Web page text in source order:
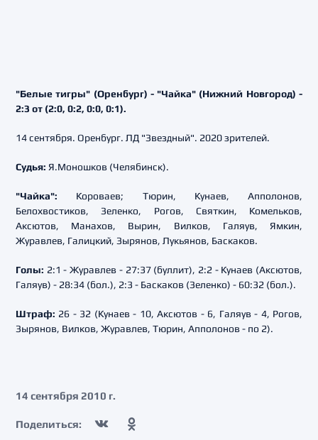
"Белые тигры" (Оренбург) - "Чайка" (Нижний Новгород) -
2:3 от (2:0, 0:2, 0:0, 0:1).
14 сентября. Оренбург. ЛД "Звездный". 2020 зрителей.
Судья: Я.Моношков (Челябинск).
"Чайка": Короваев; Тюрин, Кунаев, Апполонов,
Белохвостиков, Зеленко, Рогов, Святкин, Комельков,
Аксютов, Манахов, Вырин, Вилков, Галяув, Ямкин,
Журавлев, Галицкий, Зырянов, Лукьянов, Баскаков.
Голы: 2:1 - Журавлев - 27:37 (буллит), 2:2 - Кунаев (Аксютов,
Галяув) - 28:34 (бол.), 2:3 - Баскаков (Зеленко) - 60:32 (бол.).
Штраф: 26 - 32 (Кунаев - 10, Аксютов - 6, Галяув - 4, Рогов,
Зырянов, Вилков, Журавлев, Тюрин, Апполонов - по 2).
14 сентября 2010 г.
Поделиться: